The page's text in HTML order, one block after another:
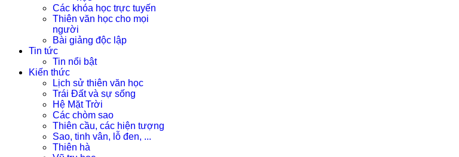
Các khóa học trực tuyến
Thiên văn học cho mọi
người
Bài giảng độc lập
Tin tức
Tin nổi bật
Kiến thức
Lịch sử thiên văn học
Trái Đất và sự sống
Hệ Mặt Trời
Các chòm sao
Thiên cầu, các hiện tượng
Sao, tinh vân, lỗ đen, ...
Thiên hà